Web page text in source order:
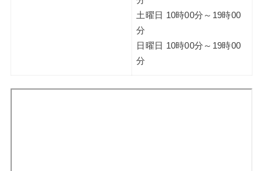
土曜日 10時00分～19時00
分
日曜日 10時00分～19時00
分